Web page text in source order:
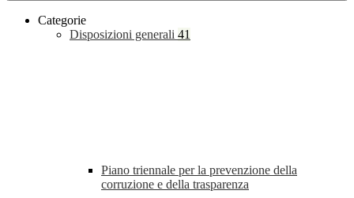
Categorie
Disposizioni generali 41
Piano triennale per la prevenzione della
corruzione e della trasparenza